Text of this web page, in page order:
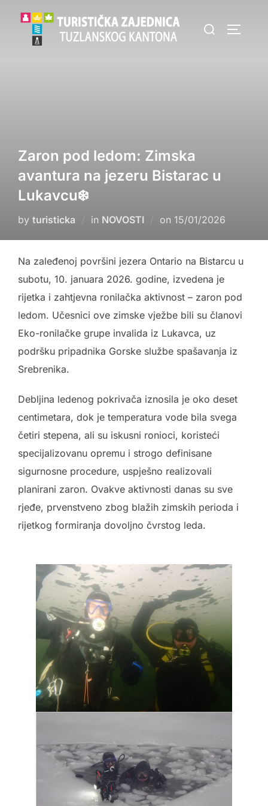
Search
Zaron pod ledom: Zimska
avantura na jezeru Bistarac u
Lukavcu❄️
by turisticka in NOVOSTI on Posted
15/01/2026
Na zaleđenoj površini jezera Ontario na Bistarcu u
subotu, 10. januara 2026. godine, izvedena je
rijetka i zahtjevna ronilačka aktivnost – zaron pod
ledom. Učesnici ove zimske vježbe bili su članovi
Eko-ronilačke grupe invalida iz Lukavca, uz
podršku pripadnika Gorske službe spašavanja iz
Srebrenika.
Debljina ledenog pokrivača iznosila je oko deset
centimetara, dok je temperatura vode bila svega
četiri stepena, ali su iskusni ronioci, koristeći
specijalizovanu opremu i strogo definisane
sigurnosne procedure, uspješno realizovali
planirani zaron. Ovakve aktivnosti danas su sve
rjeđe, prvenstveno zbog blažih zimskih perioda i
rijetkog formiranja dovoljno čvrstog leda.